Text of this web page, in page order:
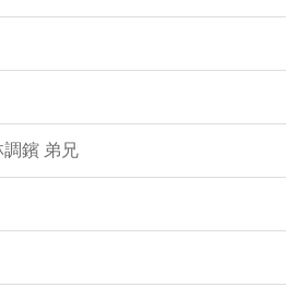
鑌 弟兄